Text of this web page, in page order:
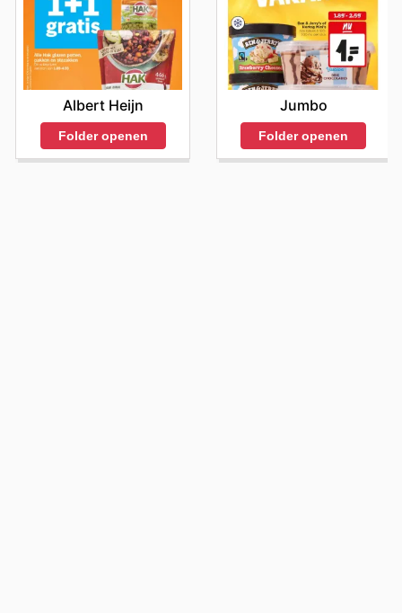
Albert Heijn
Folder openen
Jumbo
Folder openen